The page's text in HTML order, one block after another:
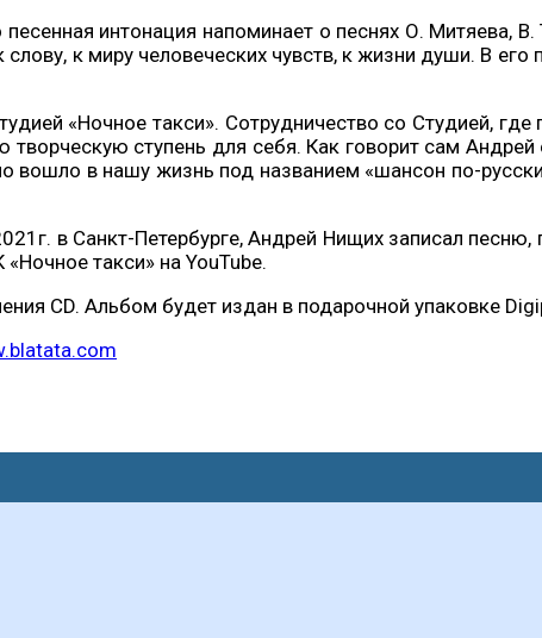
интонация напоминает о песнях О. Митяева,
к миру человеческих чувств, к жизни души. В его
«Ночное такси». Сотрудничество со Студией,
ступень для себя. Как говорит сам
вошло в нашу жизнь под названием «шансон по-
в Санкт-Петербурге, Андрей Нищих записал
такси» на YouTube.
CD. Альбом будет издан в подарочной упаковке